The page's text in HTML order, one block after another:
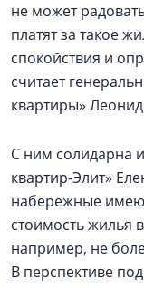
не может
платят за такое
спокойствия и
считает
квартиры»
С ним солидарна
квартир-Элит»
набережные
стоимость жилья
например, не
В перспективе